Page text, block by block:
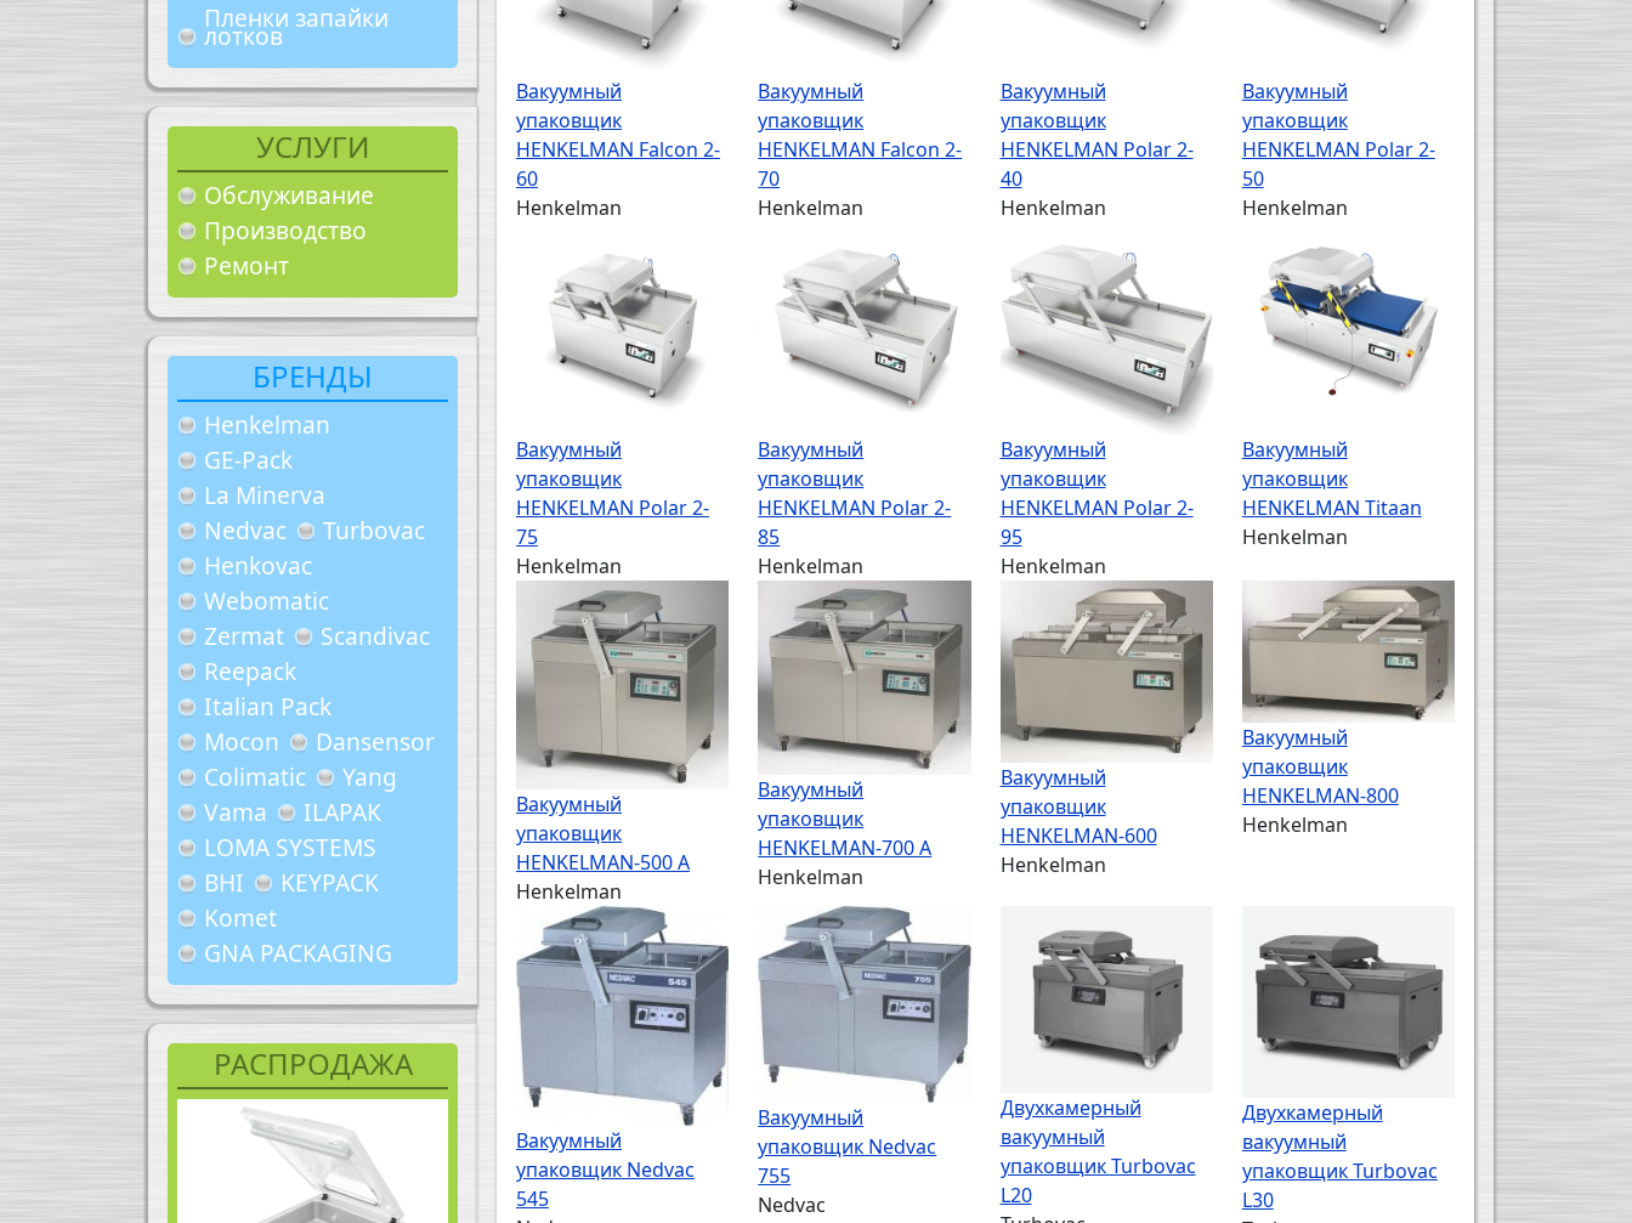
Пленки запайки
лотков
УСЛУГИ
Обслуживание
Производство
Ремонт
БРЕНДЫ
Henkelman
GE-Pack
La Minerva
Nedvac
Turbovac
Henkovac
Webomatic
Zermat
Scandivac
Reepack
Italian Pack
Mocon
Dansensor
Colimatic
Yang
Vama
ILAPAK
LOMA SYSTEMS
BHI
KEYPACK
Komet
GNA PACKAGING
РАСПРОДАЖА
Вакуумный
упаковщик
HENKELMAN Falcon 2-
60
Henkelman
Вакуумный
упаковщик
HENKELMAN Falcon 2-
70
Henkelman
Вакуумный
упаковщик
HENKELMAN Polar 2-
40
Henkelman
Вакуумный
упаковщик
HENKELMAN Polar 2-
50
Henkelman
Вакуумный
упаковщик
HENKELMAN Polar 2-
75
Henkelman
Вакуумный
упаковщик
HENKELMAN Polar 2-
85
Henkelman
Вакуумный
упаковщик
HENKELMAN Polar 2-
95
Henkelman
Вакуумный
упаковщик
HENKELMAN Titaan
Henkelman
Вакуумный
упаковщик
HENKELMAN-500 A
Henkelman
Вакуумный
упаковщик
HENKELMAN-700 A
Henkelman
Вакуумный
упаковщик
HENKELMAN-600
Henkelman
Вакуумный
упаковщик
HENKELMAN-800
Henkelman
Вакуумный
упаковщик Nedvac
545
Вакуумный
упаковщик Nedvac
755
Nedvac
Двухкамерный
вакуумный
упаковщик Turbovac
L20
Двухкамерный
вакуумный
упаковщик Turbovac
L30